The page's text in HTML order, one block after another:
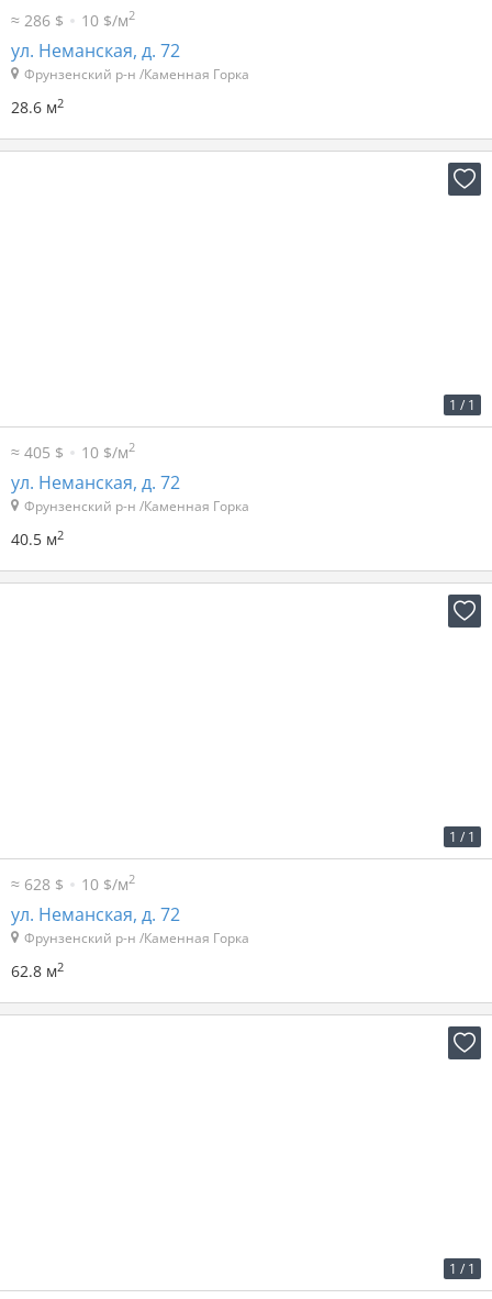
≈ 286 $ 10 $/м2
ул. Неманская, д. 72
Фрунзенский р-н /Каменная Горка
28.6 м2
1 / 1
≈ 405 $ 10 $/м2
ул. Неманская, д. 72
Фрунзенский р-н /Каменная Горка
40.5 м2
1 / 1
≈ 628 $ 10 $/м2
ул. Неманская, д. 72
Фрунзенский р-н /Каменная Горка
62.8 м2
1 / 1